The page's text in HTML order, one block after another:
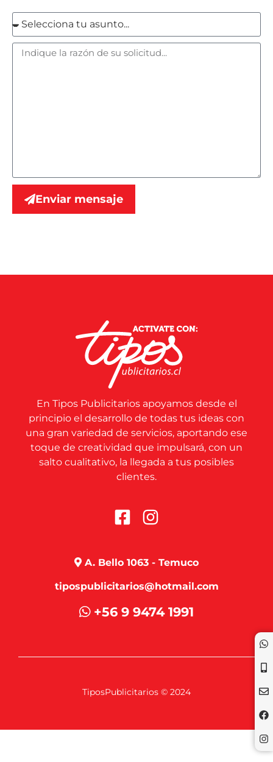
Enviar mensaje
En Tipos Publicitarios apoyamos desde el
principio el desarrollo de todas tus ideas con
una gran variedad de servicios, aportando ese
toque de creatividad que impulsará, con un
salto cualitativo, la llegada a tus posibles
clientes.
A. Bello 1063 - Temuco
tipospublicitarios@hotmail.com
+56 9 9474 1991
TiposPublicitarios © 2024